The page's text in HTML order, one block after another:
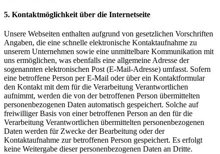
5. Kontaktmöglichkeit über die Internetseite
Unsere Webseiten enthalten aufgrund von gesetzlichen Vorschriften
Angaben, die eine schnelle elektronische Kontaktaufnahme zu
unserem Unternehmen sowie eine unmittelbare Kommunikation mit
uns ermöglichen, was ebenfalls eine allgemeine Adresse der
sogenannten elektronischen Post (E-Mail-Adresse) umfasst. Sofern
eine betroffene Person per E-Mail oder über ein Kontaktformular
den Kontakt mit dem für die Verarbeitung Verantwortlichen
aufnimmt, werden die von der betroffenen Person übermittelten
personenbezogenen Daten automatisch gespeichert. Solche auf
freiwilliger Basis von einer betroffenen Person an den für die
Verarbeitung Verantwortlichen übermittelten personenbezogenen
Daten werden für Zwecke der Bearbeitung oder der
Kontaktaufnahme zur betroffenen Person gespeichert. Es erfolgt
keine Weitergabe dieser personenbezogenen Daten an Dritte.